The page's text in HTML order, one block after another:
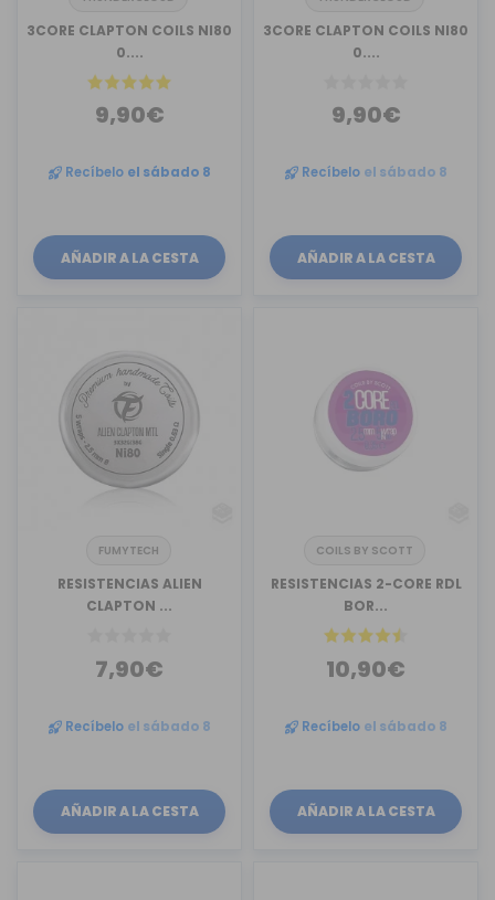
3CORE CLAPTON COILS NI80
0....
9,90€
Recíbelo el sábado 8
AÑADIR A LA CESTA
3CORE CLAPTON COILS NI80
0....
9,90€
Recíbelo el sábado 8
AÑADIR A LA CESTA
FUMYTECH
RESISTENCIAS ALIEN
CLAPTON ...
7,90€
Recíbelo el sábado 8
AÑADIR A LA CESTA
COILS BY SCOTT
RESISTENCIAS 2-CORE RDL
BOR...
10,90€
Recíbelo el sábado 8
AÑADIR A LA CESTA